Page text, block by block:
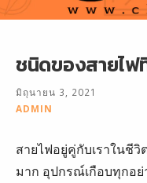
ชนิดของสายไฟ
มิถุนายน 3, 2021
ADMIN
สายไฟอยู่คู่กับเราในชีวิ
มาก อุปกรณ์เกือบทุกอย่